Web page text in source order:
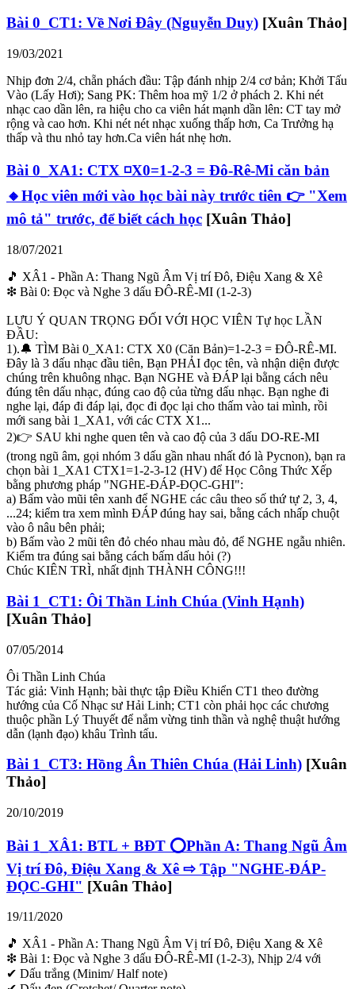
Bài 0_CT1: Về Nơi Đây (Nguyễn Duy) [Xuân Thảo]
19/03/2021
Nhịp đơn 2/4, chẵn phách đầu: Tập đánh nhịp 2/4 cơ bản; Khởi Tấu
Vào (Lấy Hơi); Sang PK: Thêm hoa mỹ 1/2 ở phách 2. Khi nét
nhạc cao dần lên, ra hiệu cho ca viên hát mạnh dần lên: CT tay mở
rộng và cao hơn. Khi nét nét nhạc xuống thấp hơn, Ca Trưởng hạ
thấp và thu nhỏ tay hơn.Ca viên hát nhẹ hơn.
Bài 0_XA1: CTX ◽X0=1-2-3 = Đô-Rê-Mi căn bản
🔸Học viên mới vào học bài này trước tiên 👉 "Xem
mô tả" trước, để biết cách học [Xuân Thảo]
18/07/2021
🎵 XÂ1 - Phần A: Thang Ngũ Âm Vị trí Đô, Điệu Xang & Xê
❇ Bài 0: Đọc và Nghe 3 dấu ĐÔ-RÊ-MI (1-2-3)
LƯU Ý QUAN TRỌNG ĐỐI VỚI HỌC VIÊN Tự học LẦN
ĐẦU:
1).🔔 TÌM Bài 0_XA1: CTX X0 (Căn Bản)=1-2-3 = ĐÔ-RÊ-MI.
Đây là 3 dấu nhạc đầu tiên, Bạn PHẢI đọc tên, và nhận diện được
chúng trên khuông nhạc. Bạn NGHE và ĐÁP lại bằng cách nêu
đúng tên dấu nhạc, đúng cao độ của từng dấu nhạc. Bạn nghe đi
nghe lại, đáp đi đáp lại, đọc đi đọc lại cho thấm vào tai mình, rồi
mới sang bài 1_XA1, với các CTX X1...
2)👉 SAU khi nghe quen tên và cao độ của 3 dấu DO-RE-MI
(trong ngũ âm, gọi nhóm 3 dấu gần nhau nhất đó là Pycnon), bạn ra
chọn bài 1_XA1 CTX1=1-2-3-12 (HV) để Học Công Thức Xếp
bằng phương pháp "NGHE-ĐÁP-ĐỌC-GHI":
a) Bấm vào mũi tên xanh để NGHE các câu theo số thứ tự 2, 3, 4,
...24; kiểm tra xem mình ĐÁP đúng hay sai, bằng cách nhấp chuột
vào ô nâu bên phải;
b) Bấm vào 2 mũi tên đỏ chéo nhau màu đỏ, để NGHE ngẫu nhiên.
Kiểm tra đúng sai bằng cách bấm dấu hỏi (?)
Chúc KIÊN TRÌ, nhất định THÀNH CÔNG!!!
Bài 1_CT1: Ôi Thần Linh Chúa (Vinh Hạnh)
[Xuân Thảo]
07/05/2014
Ôi Thần Linh Chúa
Tác giả: Vinh Hạnh; bài thực tập Điều Khiển CT1 theo đường
hướng của Cố Nhạc sư Hải Linh; CT1 còn phải học các chương
thuộc phần Lý Thuyết để nắm vừng tinh thần và nghệ thuật hướng
dẫn (lạnh đạo) khâu Trình tấu.
Bài 1_CT3: Hồng Ân Thiên Chúa (Hải Linh) [Xuân
Thảo]
20/10/2019
Bài 1_XÂ1: BTL + BĐT ⭕Phần A: Thang Ngũ Âm
Vị trí Đô, Điệu Xang & Xê ⇨ Tập "NGHE-ĐÁP-
ĐỌC-GHI" [Xuân Thảo]
19/11/2020
🎵 XÂ1 - Phần A: Thang Ngũ Âm Vị trí Đô, Điệu Xang & Xê
❇ Bài 1: Đọc và Nghe 3 dấu ĐÔ-RÊ-MI (1-2-3), Nhịp 2/4 với
✔ Dấu trắng (Minim/ Half note)